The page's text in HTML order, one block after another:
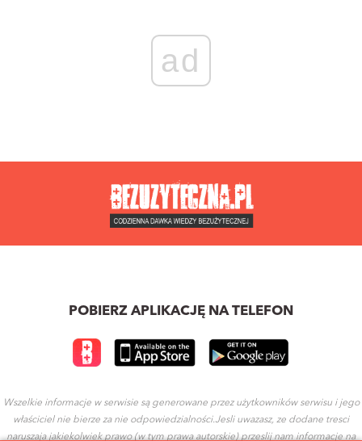
ad
POBIERZ APLIKACJĘ NA TELEFON
Wszelkie informacje w serwisie są generowane przez użytkowników serwisu i jego
właściciel nie bierze za nie odpowiedzialności.Jesli uwazasz, ze dodane tresci
naruszaja jakiekolwiek prawo (w tym prawa autorskie) przeslij nam informacje na